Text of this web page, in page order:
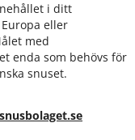
i ditt
eller
med
enda som behövs för
snuset.